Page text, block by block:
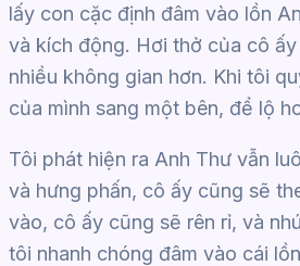
lấy con cặc định đâm vào lồn
và kích động. Hơi thở của cô
nhiều không gian hơn. Khi tôi
của mình sang một bên, để lộ
Tôi phát hiện ra Anh Thư vẫn
và hưng phấn, cô ấy cũng sẽ
vào, cô ấy cũng sẽ rên rỉ, và
tôi nhanh chóng đâm vào cái